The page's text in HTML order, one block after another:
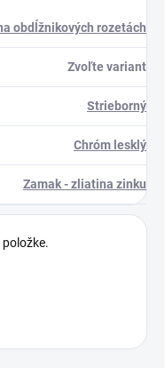
obdĺžnikových rozetách
Zvoľte variant
Strieborný
Chróm lesklý
Zamak - zliatina zinku